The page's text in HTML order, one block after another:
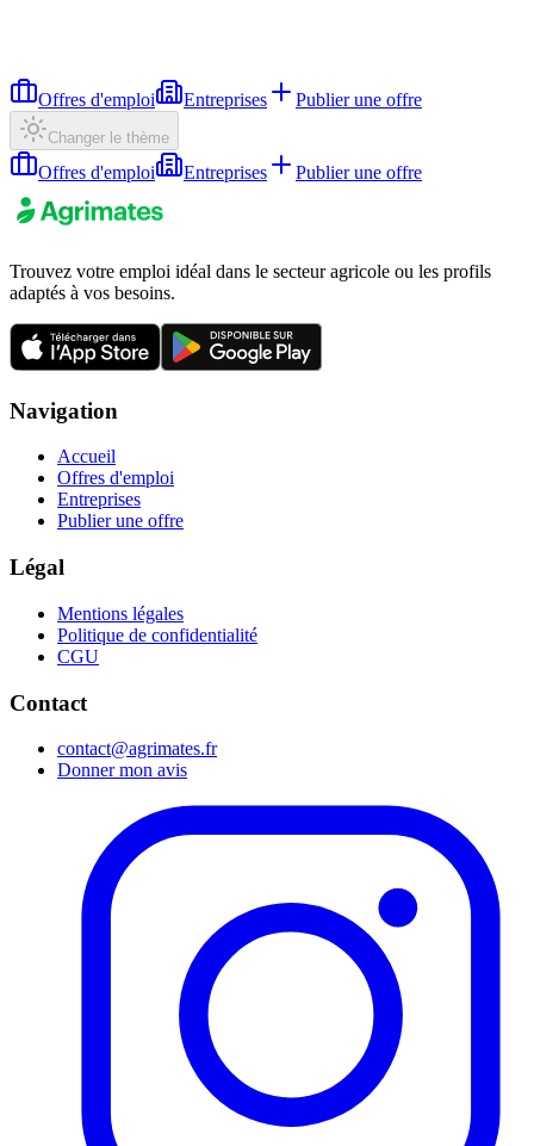
Offres d'emploi Entreprises Publier une offre
Changer le thème
Offres d'emploi Entreprises Publier une offre
Trouvez votre emploi idéal dans le secteur agricole ou les profils
adaptés à vos besoins.
Navigation
Accueil
Offres d'emploi
Entreprises
Publier une offre
Légal
Mentions légales
Politique de confidentialité
CGU
Contact
contact@agrimates.fr
Donner mon avis